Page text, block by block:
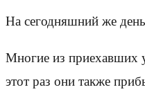
На сегодняшний же
Многие из приехавших
этот раз они также